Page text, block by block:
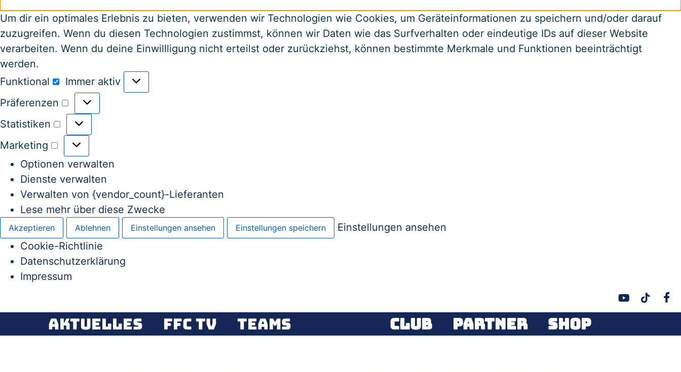
Um dir ein optimales Erlebnis zu bieten, verwenden wir Technologien wie Cookies, um Geräteinformationen zu speichern und/oder darauf
zuzugreifen. Wenn du diesen Technologien zustimmst, können wir Daten wie das Surfverhalten oder eindeutige IDs auf dieser Website
verarbeiten. Wenn du deine Einwillligung nicht erteilst oder zurückziehst, können bestimmte Merkmale und Funktionen beeinträchtigt
werden.
Funktional
Immer aktiv
Präferenzen
Statistiken
Marketing
Optionen verwalten
Dienste verwalten
Verwalten von {vendor_count}-Lieferanten
Lese mehr über diese Zwecke
Akzeptieren Ablehnen Einstellungen ansehen Einstellungen speichern
Einstellungen ansehen
Cookie-Richtlinie
Datenschutzerklärung
Impressum
Aktuelles FFC TV Teams CLUB PARTNER SHOP